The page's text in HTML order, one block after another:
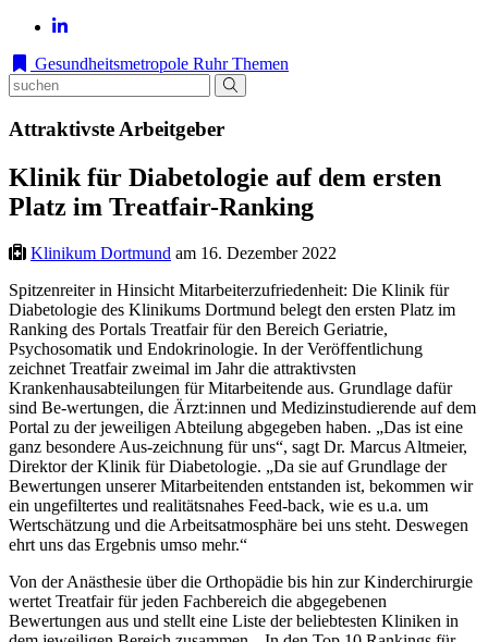
Gesundheitsmetropole Ruhr Themen
Attraktivste Arbeitgeber
Klinik für Diabetologie auf dem ersten
Platz im Treatfair-Ranking
Klinikum Dortmund am 16. Dezember 2022
Spitzenreiter in Hinsicht Mitarbeiterzufriedenheit: Die Klinik für
Diabetologie des Klinikums Dortmund belegt den ersten Platz im
Ranking des Portals Treatfair für den Bereich Geriatrie,
Psychosomatik und Endokrinologie. In der Veröffentlichung
zeichnet Treatfair zweimal im Jahr die attraktivsten
Krankenhausabteilungen für Mitarbeitende aus. Grundlage dafür
sind Be-wertungen, die Ärzt:innen und Medizinstudierende auf dem
Portal zu der jeweiligen Abteilung abgegeben haben. „Das ist eine
ganz besondere Aus-zeichnung für uns“, sagt Dr. Marcus Altmeier,
Direktor der Klinik für Diabetologie. „Da sie auf Grundlage der
Bewertungen unserer Mitarbeitenden entstanden ist, bekommen wir
ein ungefiltertes und realitätsnahes Feed-back, wie es u.a. um
Wertschätzung und die Arbeitsatmosphäre bei uns steht. Deswegen
ehrt uns das Ergebnis umso mehr.“
Von der Anästhesie über die Orthopädie bis hin zur Kinderchirurgie
wertet Treatfair für jeden Fachbereich die abgegebenen
Bewertungen aus und stellt eine Liste der beliebtesten Kliniken in